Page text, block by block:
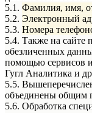
5.1. Фамилия, имя,
5.2. Электронный
5.3. Номера
5.4. Также на сайте
обезличенных
помощью сервисов
Гугл Аналитика и
5.5.
объединены общим
5.6. Обработка